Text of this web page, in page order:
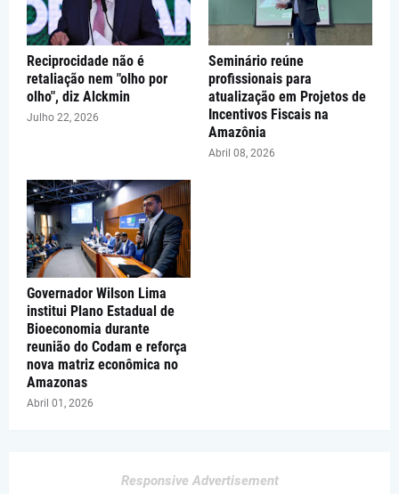
Reciprocidade não é
retaliação nem "olho por
olho", diz Alckmin
Julho 22, 2026
Seminário reúne
profissionais para
atualização em Projetos de
Incentivos Fiscais na
Amazônia
Abril 08, 2026
Governador Wilson Lima
institui Plano Estadual de
Bioeconomia durante
reunião do Codam e reforça
nova matriz econômica no
Amazonas
Abril 01, 2026
Responsive Advertisement